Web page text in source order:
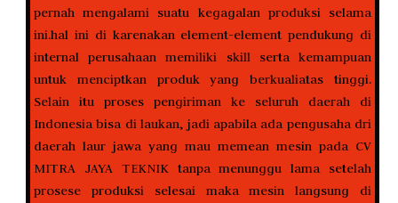
pernah mengalami suatu kegagalan produksi selama
ini.hal ini di karenakan element-element pendukung di
internal perusahaan memiliki skill serta kemampuan
untuk menciptkan produk yang berkualiatas tinggi.
Selain itu proses pengiriman ke seluruh daerah di
Indonesia bisa di laukan, jadi apabila ada pengusaha dri
daerah laur jawa yang mau memean mesin pada CV
MITRA JAYA TEKNIK tanpa menunggu lama setelah
prosese produksi selesai maka mesin langsung di